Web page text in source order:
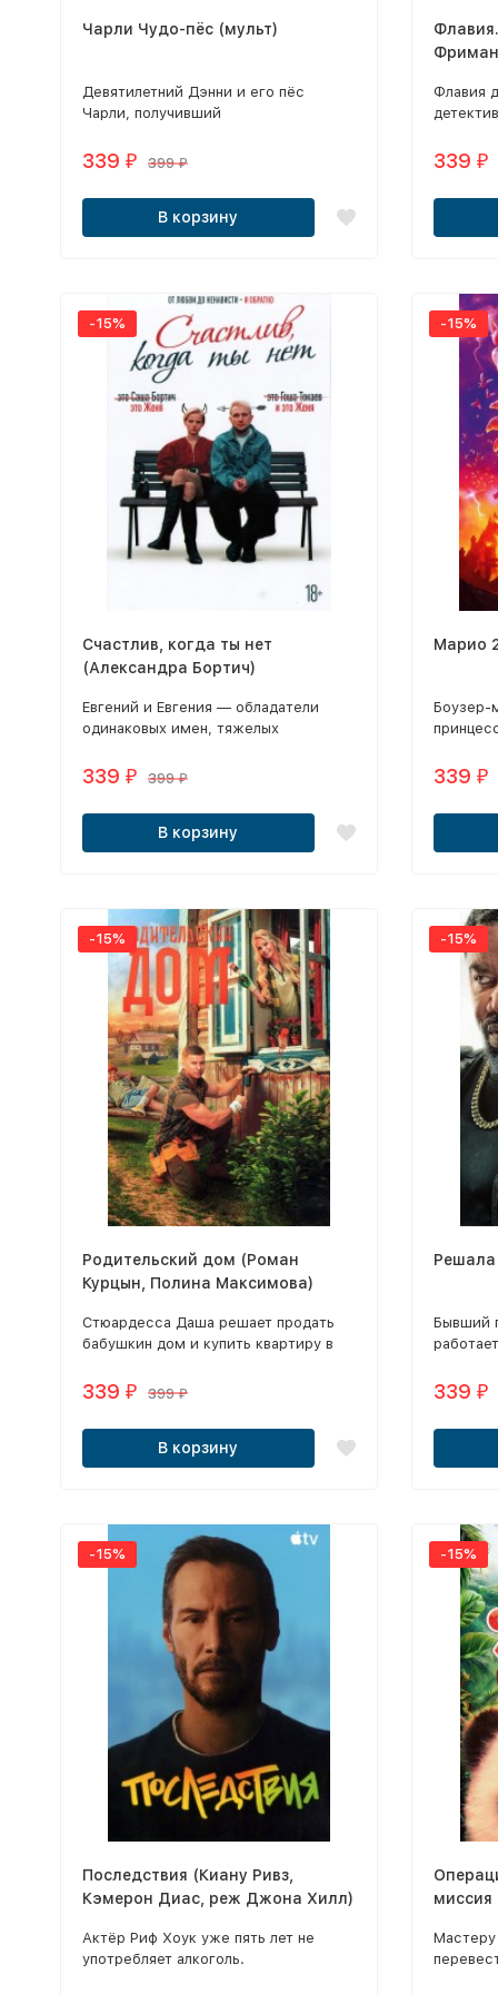
Чарли Чудо-пёс (мульт)
Девятилетний Дэнни и его пёс
Чарли, получивший
инопланетянами, пытаются помешать
осуществить злодейский план по
захвату мира.
339 ₽ 399₽
В корзину
Флавия
339₽
-15%
Счастлив, когда ты нет
(Александра Бортич)
Евгений и Евгения — обладатели
одинаковых имен, тяжелых
жизни.
339 ₽ 399₽
В корзину
-15%
Марио
Боузер-
дракон
Боузера
339₽
-15%
Родительский дом (Роман
Курцын, Полина Максимова)
Стюардесса Даша решает продать
бабушкин дом и купить квартиру в
339 ₽ 399₽
В корзину
-15%
Бывший
339₽
-15%
Последствия (Киану Ривз,
Кэмерон Диас, реж Джона Хилл)
Актёр Риф Хоук уже пять лет не
употребляет алкоголь.
-15%